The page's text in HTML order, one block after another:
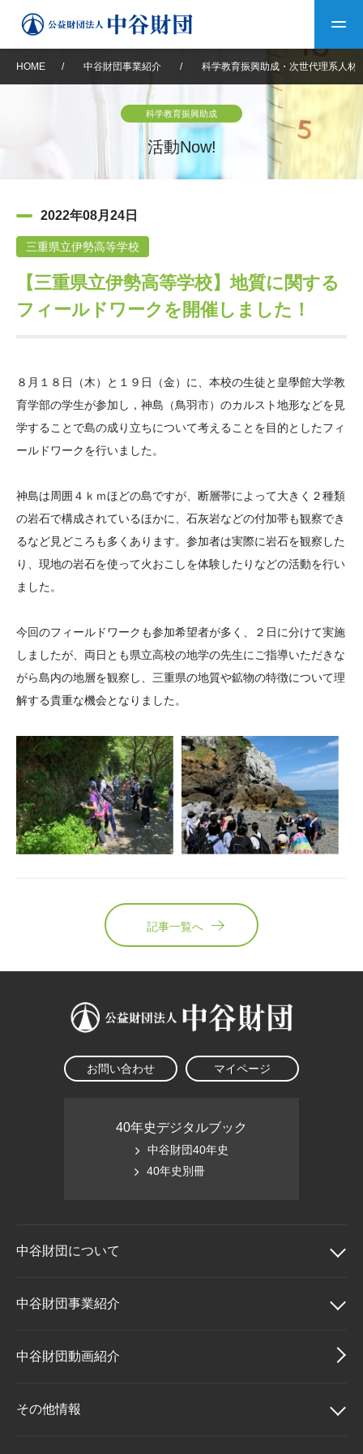
中谷財団について
設立趣意書
沿革 40年史デジタルブック
中谷財団40年史
役員・評議員 公開情報
年報一覧 中谷財団レポート
中谷財団事業紹介
神戸賞 長期大型研究助成
大学院生奨学金
国際学生交流プログラ
ム
科学教育振興助成・
ログラム助成
中谷財団動画紹介
その他情報
アクセス よくあるご質問
サイトマップ
日本語 English マイページ
HOME / 中谷財団事業紹介 / 科学教育振興助成・次世代理系人材
科学教育振興助成
活動Now!
2022年08月24日
三重県立伊勢高等学校
【三重県立伊勢高等学校】地質に関する
フィールドワークを開催しました！
８月１８日（木）と１９日（金）に、本校の生徒と皇學館大学教
育学部の学生が参加し，神島（鳥羽市）のカルスト地形などを見
学することで島の成り立ちについて考えることを目的としたフィ
ールドワークを行いました。
神島は周囲４ｋｍほどの島ですが、断層帯によって大きく２種類
の岩石で構成されているほかに、石灰岩などの付加帯も観察でき
るなど見どころも多くあります。参加者は実際に岩石を観察した
り、現地の岩石を使って火おこしを体験したりなどの活動を行い
ました。
今回のフィールドワークも参加希望者が多く、２日に分けて実施
しましたが、両日とも県立高校の地学の先生にご指導いただきな
がら島内の地層を観察し、三重県の地質や鉱物の特徴について理
解する貴重な機会となりました。
記事一覧へ
お問い合わせ マイページ
40年史デジタルブック
中谷財団40年史
40年史別冊
中谷財団について
中谷財団について
理事長挨拶
設立趣意書
中谷財団事業紹介
中谷財団事業紹介
中谷賞
中谷財団動画紹介
その他情報